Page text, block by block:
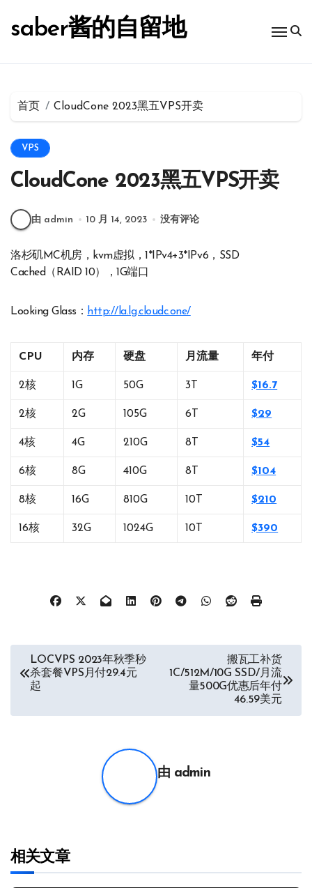
saber酱的自留地
首页 CloudCone 2023黑五VPS开卖
VPS
CloudCone 2023黑五VPS开卖
由 admin 10 月 14, 2023 没有评论
洛杉矶MC机房，kvm虚拟，1*IPv4+3*IPv6，SSD
Cached（RAID 10），1G端口
Looking Glass： http://la.lg.cloudc.one/
CPU 内存 硬盘 月流量 年付
2核 1G 50G 3T $16.7
2核 2G 105G 6T $29
4核 4G 210G 8T $54
6核 8G 410G 8T $104
8核 16G 810G 10T $210
16核 32G 1024G 10T $390
章
LOCVPS 2023年秋季秒
杀套餐VPS月付29.4元
起
搬瓦工补货
1C/512M/10G SSD/月流
量500G优惠后年付
46.59美元
由 admin
相关文章